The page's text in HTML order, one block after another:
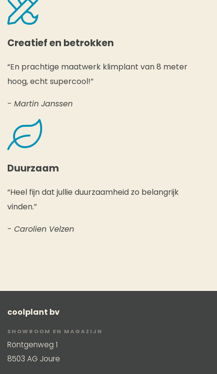
Creatief en betrokken
“En prachtige maatwerk klimplant van 8 meter
hoog, echt supercool!”
- Martin Janssen
Duurzaam
“Heel fijn dat jullie duurzaamheid zo belangrijk
vinden.”
- Carolien Velzen
coolplant bv
SHOWROOM EN MAGAZIJN
Röntgenweg 1
8503 AG Joure